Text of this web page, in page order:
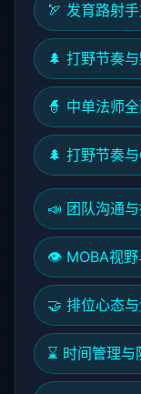
🏹 发育路射
🌲 打野节奏
🧙 中单法师
🌲 打野节奏
📣 团队沟通
👁️ MOBA视野
🤝 排位心态
⌛ 时间管理与